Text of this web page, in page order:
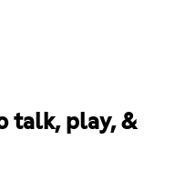
talk, play, &